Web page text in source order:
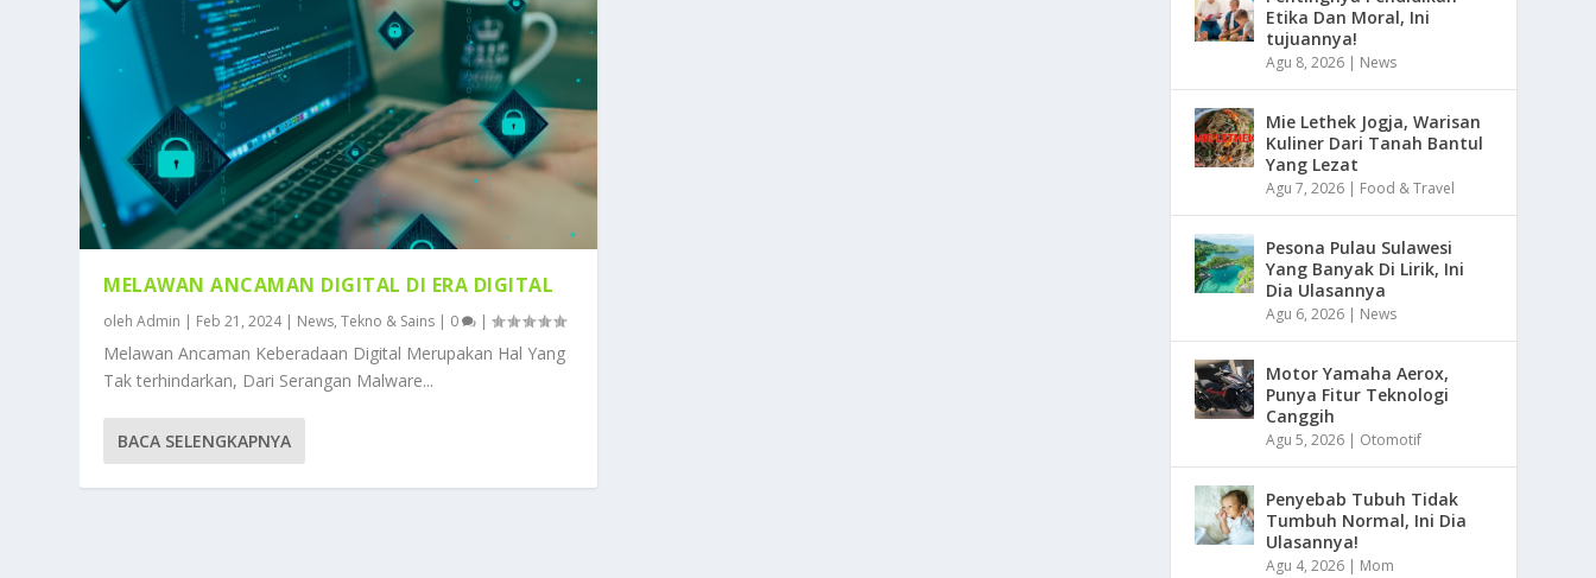
MELAWAN ANCAMAN DIGITAL DI ERA DIGITAL
olehAdmin | Feb 21, 2024| News,Tekno & Sains | 0 |
Melawan Ancaman Keberadaan Digital Merupakan Hal Yang
Tak terhindarkan, Dari Serangan Malware...
BACA SELENGKAPNYA
Etika Dan Moral, Ini
tujuannya!
Agu 8, 2026 | News
Mie Lethek Jogja, Warisan
Kuliner Dari Tanah Bantul
Yang Lezat
Agu 7, 2026 | Food & Travel
Pesona Pulau Sulawesi
Yang Banyak Di Lirik, Ini
Dia Ulasannya
Agu 6, 2026 | News
Motor Yamaha Aerox,
Punya Fitur Teknologi
Canggih
Agu 5, 2026 | Otomotif
Penyebab Tubuh Tidak
Tumbuh Normal, Ini Dia
Ulasannya!
Agu 4, 2026 | Mom